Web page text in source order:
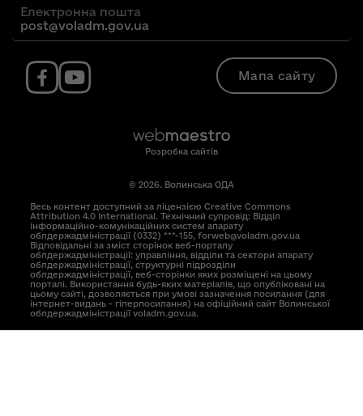
Електронна пошта
post@voladm.gov.ua
Мапа сайту
Розробка сайтів
© 2026. Волинська ОДА
Весь контент доступний за ліцензією Creative Commons
Attribution 4.0 International. Технічний супровід: Відділ
інформаційно-комунікаційних систем апарату
облдержадміністрації (0332) ***-155, forweb@voladm.gov.ua
Відповідальні за зміст сторінок веб-порталу
облдержадміністрації: управління, відділи та сектори апарату
облдержадміністрації, структурні підрозділи
облдержадміністрації, веб-сторінки яких розміщені на цьому
порталі. Використання будь-яких матеріалів, що опубліковані на
цьому сайті, дозволяється при умові зазначення посилання (для
інтернет-видань - гіперпосилання) на офіційний сайт Волинської
облдержадміністрації voladm.gov.ua.